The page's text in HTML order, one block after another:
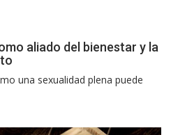
aliado del bienestar y la
una sexualidad plena puede